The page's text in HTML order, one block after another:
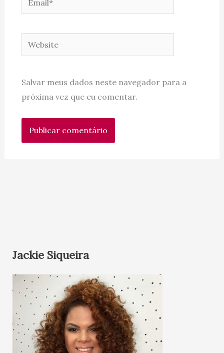
Website
Salvar meus dados neste navegador para a
próxima vez que eu comentar.
Jackie Siqueira